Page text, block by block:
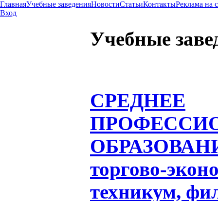
ГлавнаяУчебные заведенияНовостиСтатьиКонтактыРеклама на
Вход
Учебные
СРЕДНЕЕ
торгово-
техникум,